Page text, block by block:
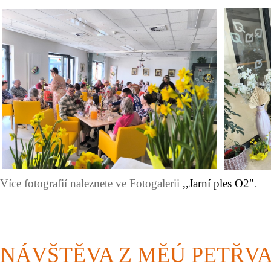
Více fotografií naleznete ve Fotogalerii ,,Jarní ples O2".
NÁVŠTĚVA Z MĚÚ